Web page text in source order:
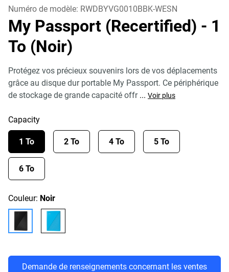
Numéro de modèle: RWDBYVG0010BBK-WESN
My Passport (Recertified) - 1
To (Noir)
Protégez vos précieux souvenirs lors de vos déplacements
grâce au disque dur portable My Passport. Ce périphérique
de stockage de grande capacité offr ... Voir plus
Capacity
1 To 2 To 4 To 5 To
6 To
Couleur: Noir
Demande de renseignements concernant les ventes